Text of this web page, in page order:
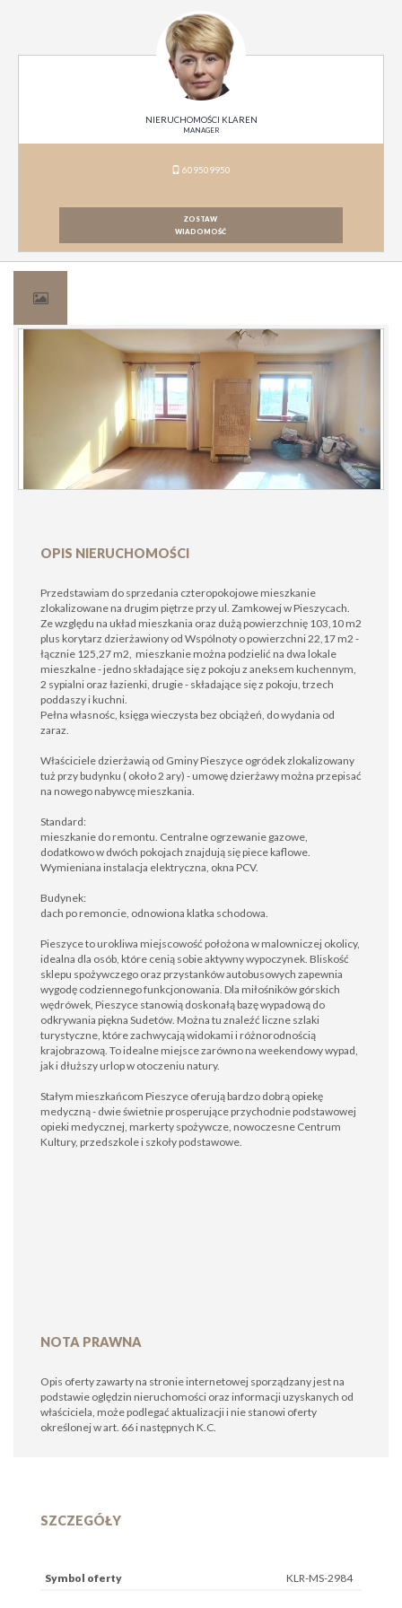
NIERUCHOMOŚCI KLAREN
MANAGER
609509950
ZOSTAW
WIADOMOŚĆ
OPIS NIERUCHOMOŚCI
Przedstawiam do sprzedania czteropokojowe mieszkanie
zlokalizowane na drugim piętrze przy ul. Zamkowej w Pieszycach.
Ze względu na układ mieszkania oraz dużą powierzchnię 103,10 m2
plus korytarz dzierżawiony od Wspólnoty o powierzchni 22,17 m2 -
łącznie 125,27 m2, mieszkanie można podzielić na dwa lokale
mieszkalne - jedno składające się z pokoju z aneksem kuchennym,
2 sypialni oraz łazienki, drugie - składające się z pokoju, trzech
poddaszy i kuchni.
Pełna własnośc, księga wieczysta bez obciążeń, do wydania od
zaraz.
Właściciele dzierżawią od Gminy Pieszyce ogródek zlokalizowany
tuż przy budynku ( około 2 ary) - umowę dzierżawy można przepisać
na nowego nabywcę mieszkania.
Standard:
mieszkanie do remontu. Centralne ogrzewanie gazowe,
dodatkowo w dwóch pokojach znajdują się piece kaflowe.
Wymieniana instalacja elektryczna, okna PCV.
Budynek:
dach po remoncie, odnowiona klatka schodowa.
Pieszyce to urokliwa miejscowość położona w malowniczej okolicy,
idealna dla osób, które cenią sobie aktywny wypoczynek. Bliskość
sklepu spożywczego oraz przystanków autobusowych zapewnia
wygodę codziennego funkcjonowania. Dla miłośników górskich
wędrówek, Pieszyce stanowią doskonałą bazę wypadową do
odkrywania piękna Sudetów. Można tu znaleźć liczne szlaki
turystyczne, które zachwycają widokami i różnorodnością
krajobrazową. To idealne miejsce zarówno na weekendowy wypad,
jak i dłuższy urlop w otoczeniu natury.
Stałym mieszkańcom Pieszyce oferują bardzo dobrą opiekę
medyczną - dwie świetnie prosperujące przychodnie podstawowej
opieki medycznej, markerty spożywcze, nowoczesne Centrum
Kultury, przedszkole i szkoły podstawowe.
NOTA PRAWNA
Opis oferty zawarty na stronie internetowej sporządzany jest na
podstawie oględzin nieruchomości oraz informacji uzyskanych od
właściciela, może podlegać aktualizacji i nie stanowi oferty
określonej w art. 66 i następnych K.C.
SZCZEGÓŁY
Symbol oferty KLR-MS-2984